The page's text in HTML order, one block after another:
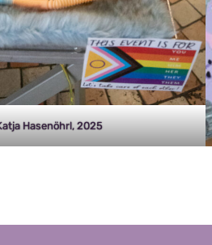
Hasenöhrl, 2025